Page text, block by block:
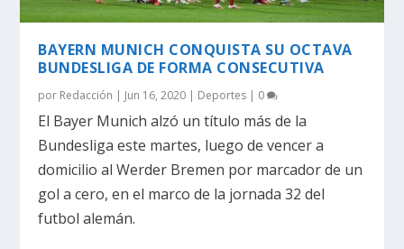
BAYERN MUNICH CONQUISTA SU OCTAVA
BUNDESLIGA DE FORMA CONSECUTIVA
por Redacción | Jun 16, 2020 | Deportes | 0
El Bayer Munich alzó un título más de la
Bundesliga este martes, luego de vencer a
domicilio al Werder Bremen por marcador de un
gol a cero, en el marco de la jornada 32 del
futbol alemán.